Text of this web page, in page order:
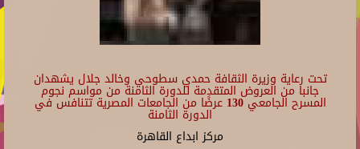
تحت رعاية وزيرة الثقافة حمدي سطوحي وخالد جلال يشهدان
جانبا من العروض المتقدمة للدورة الثامنة من مواسم نجوم
المسرح الجامعي 130 عرضًا من الجامعات المصرية تتنافس في
الدورة الثامنة
مركز ابداع القاهرة